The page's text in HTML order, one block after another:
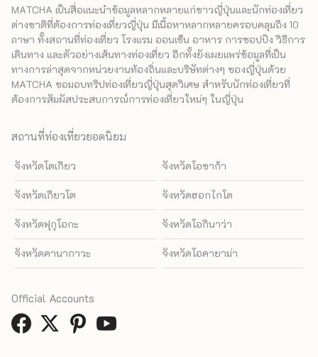
MATCHA เป็นสื่อแนะนำข้อมูลหลากหลายแก่ชาวญี่ปุ่นและนักท่องเที่ยว
ต่างชาติที่ต้องการท่องเที่ยวญี่ปุ่น มีเนื้อหาหลากหลายครอบคลุมถึง 10
ภาษา ทั้งสถานที่ท่องเที่ยว โรงแรม ออนเซ็น อาหาร การชอปปิง วิธีการ
เดินทาง และตัวอย่างเส้นทางท่องเที่ยว อีกทั้งยังเผยแพร่ข้อมูลที่เป็น
ทางการล่าสุดจากหน่วยงานท้องถิ่นและบริษัทต่างๆ ของญี่ปุ่นด้วย
MATCHA ขอมอบทริปท่องเที่ยวญี่ปุ่นสุดวิเศษ สำหรับนักท่องเที่ยวที่
ต้องการสัมผัสประสบการณ์การท่องเที่ยวใหม่ๆ ในญี่ปุ่น
สถานที่ท่องเที่ยวยอดนิยม
จังหวัดโตเกียว จังหวัดโอซาก้า
จังหวัดเกียวโต จังหวัดฮอกไกโด
จังหวัดฟุกุโอกะ จังหวัดโอกินาว่า
จังหวัดคานากาวะ จังหวัดโอคายาม่า
Official Accounts